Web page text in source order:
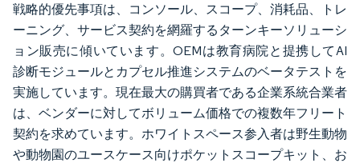
戦略的優先事項は、コンソール、スコープ、消耗品、トレ
ーニング、サービス契約を網羅するターンキーソリューシ
ョン販売に傾いています。OEMは教育病院と提携してAI
診断モジュールとカプセル推進システムのベータテストを
実施しています。現在最大の購買者である企業系統合業者
は、ベンダーに対してボリューム価格での複数年フリート
契約を求めています。ホワイトスペース参入者は野生動物
や動物園のユースケース向けポケットスコープキット、お